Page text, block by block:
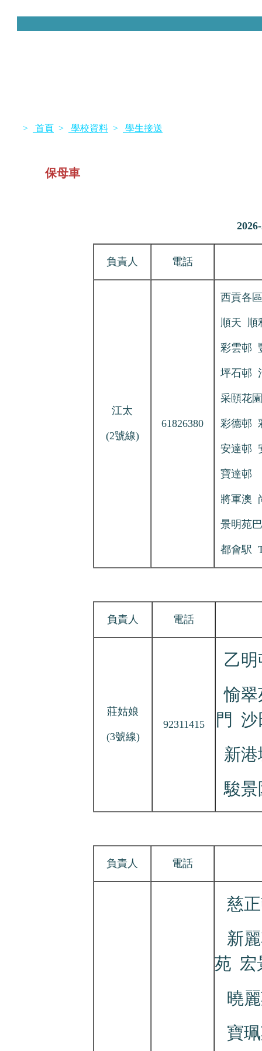
> 首頁 > 學校資料 > 學生接送
保母車
負責人 電話
江太
(2號線)
61826380
西貢各
順天 順
彩雲邨
坪石邨
采頤花
彩德邨
安達邨
寶達邨
將軍澳
景明苑
都會駅
負責人 電話
莊姑娘
(3號線)
92311415
乙
愉
門
新
駿
負責人 電話
慈
新
苑 宏
曉
寶